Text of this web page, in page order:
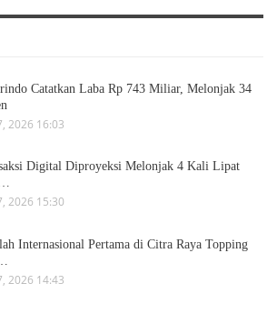
Catatkan Laba Rp 743 Miliar, Melonjak 34
2026 16:03
Digital Diproyeksi Melonjak 4 Kali Lipat
2026 15:30
Internasional Pertama di Citra Raya Topping
2026 14:43